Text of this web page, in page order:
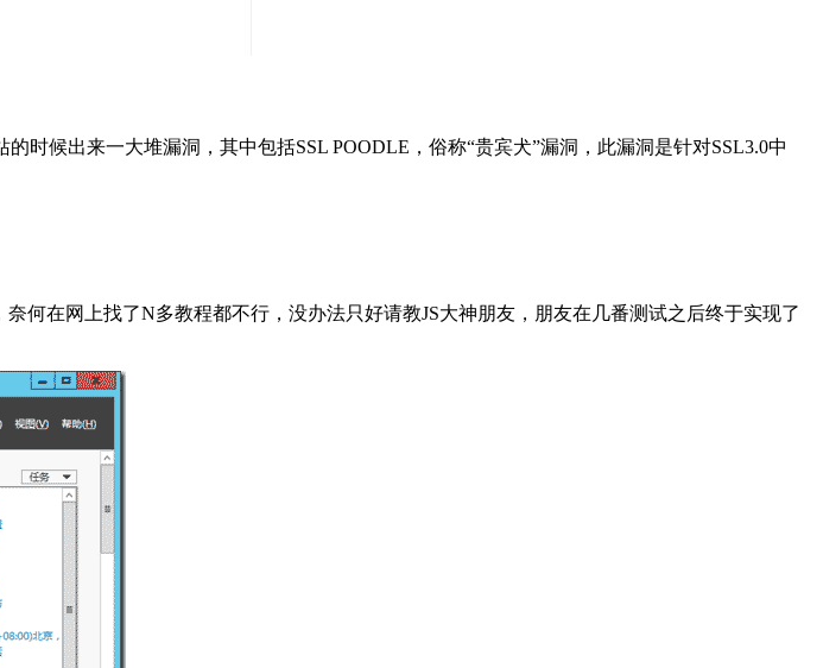
时候出来一大堆漏洞，其中包括SSL POODLE，俗称“贵宾犬”漏洞，此漏洞是针对SSL3.0中
何在网上找了N多教程都不行，没办法只好请教JS大神朋友，朋友在几番测试之后终于实现了